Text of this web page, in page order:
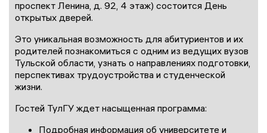
проспект Ленина, д. 92, 4 этаж) состоится День
открытых дверей.
Это уникальная возможность для абитуриентов и их
родителей познакомиться с одним из ведущих вузов
Тульской области, узнать о направлениях подготовки,
перспективах трудоустройства и студенческой
жизни.
Гостей ТулГУ ждет насыщенная программа:
Подробная информация об университете и